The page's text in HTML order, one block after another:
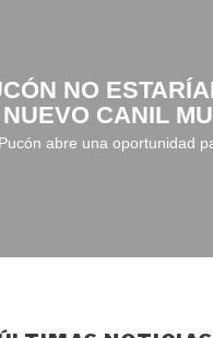
NO
CANIL
abre una oportunidad